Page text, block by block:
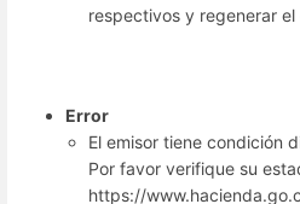
respectivos y regenerar
Error
El emisor tiene condición
Por favor verifique su
https://